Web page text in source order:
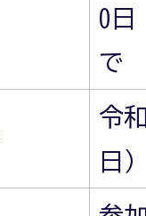
0日
で
令
日